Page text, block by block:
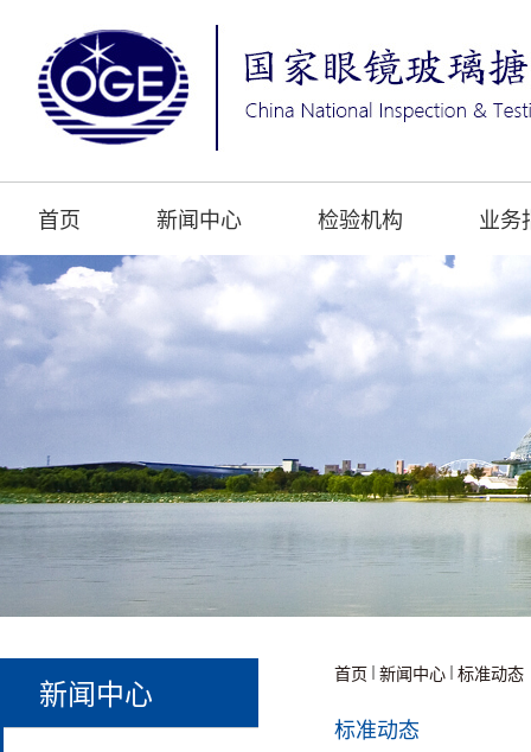
首页 新闻中心 检验机构 业务
新闻中心 首页 新闻中心 标准动态
标准动态